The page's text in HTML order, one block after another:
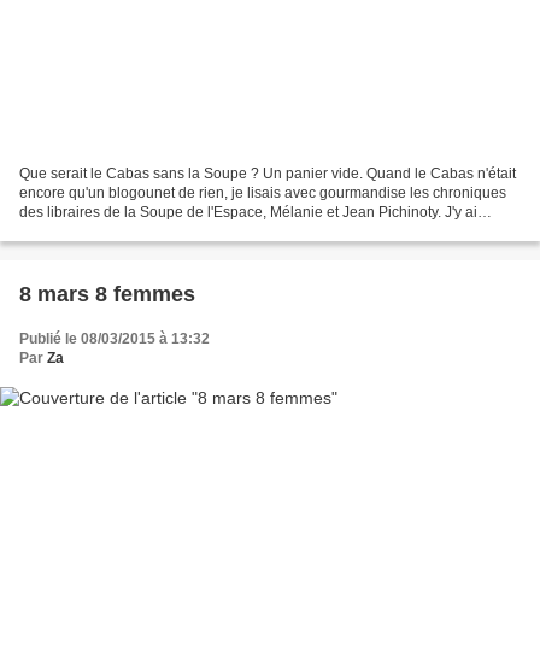
Que serait le Cabas sans la Soupe ? Un panier vide. Quand le Cabas n'était
encore qu'un blogounet de rien, je lisais avec gourmandise les chroniques
des libraires de la Soupe de l'Espace, Mélanie et Jean Pichinoty. J'y ai
8 mars 8 femmes
Publié le 08/03/2015 à 13:32
Par Za